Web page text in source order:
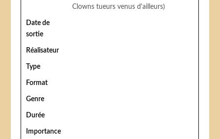
Clowns tueurs venus d'ailleurs)
Date de
sortie
Réalisateur
Type
Format
Genre
Durée
Importance